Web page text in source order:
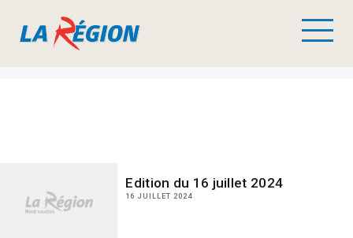
Edition du 16 juillet 2024
16 JUILLET 2024